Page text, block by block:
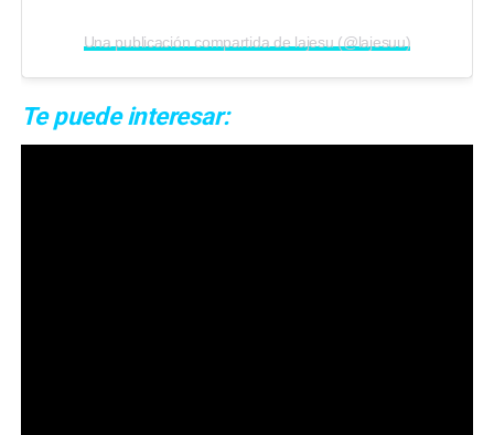
Una publicación compartida de lajesu (@lajesuu)
Te puede interesar: